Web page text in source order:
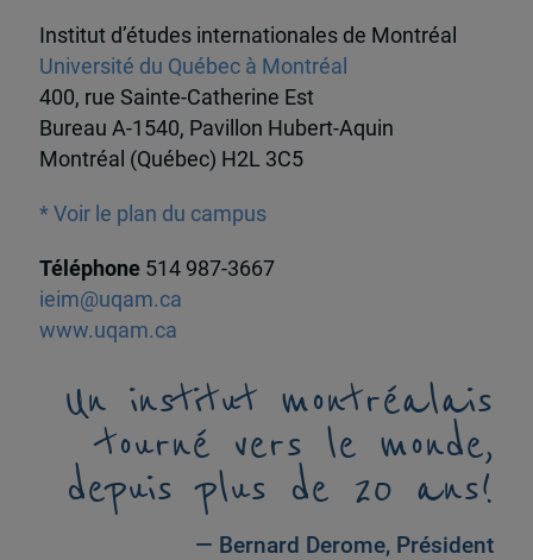
Institut d’études internationales de Montréal
Université du Québec à Montréal
400, rue Sainte-Catherine Est
Bureau A-1540, Pavillon Hubert-Aquin
Montréal (Québec) H2L 3C5
* Voir le plan du campus
Téléphone 514 987-3667
ieim@uqam.ca
www.uqam.ca
Un institut montréalais
tourné vers le monde,
depuis plus de 20 ans!
— Bernard Derome, Président